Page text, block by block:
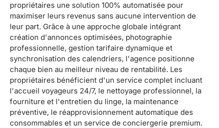
propriétaires une solution 100% automatisée pour
maximiser leurs revenus sans aucune intervention de
leur part. Grâce à une approche globale intégrant
création d'annonces optimisées, photographie
professionnelle, gestion tarifaire dynamique et
synchronisation des calendriers, l'agence positionne
chaque bien au meilleur niveau de rentabilité. Les
propriétaires bénéficient d'un service complet incluant
l'accueil voyageurs 24/7, le nettoyage professionnel, la
fourniture et l'entretien du linge, la maintenance
préventive, le réapprovisionnement automatique des
consommables et un service de conciergerie premium.